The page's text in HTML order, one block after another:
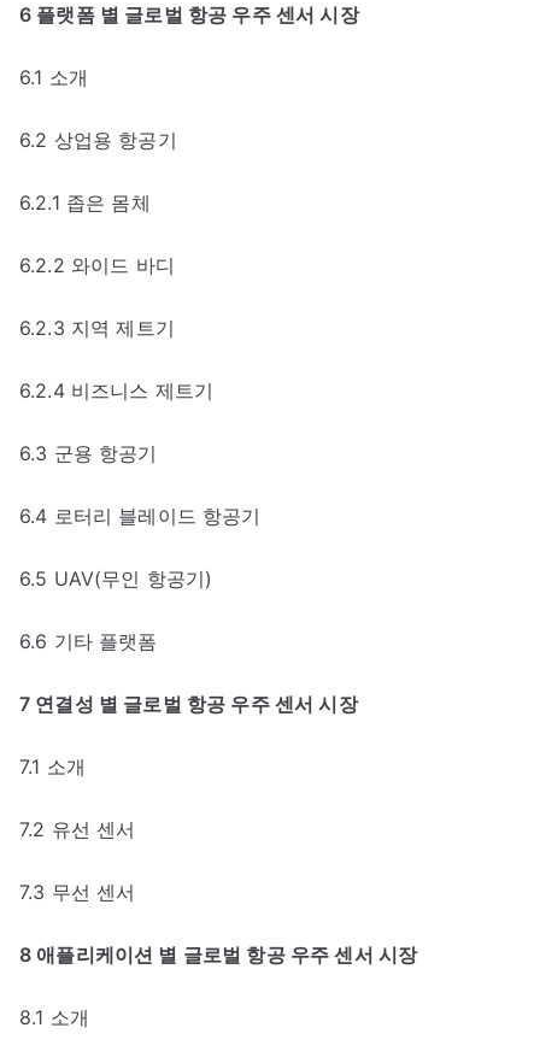
6 플랫폼 별 글로벌 항공 우주 센서 시장
6.1 소개
6.2 상업용 항공기
6.2.1 좁은 몸체
6.2.2 와이드 바디
6.2.3 지역 제트기
6.2.4 비즈니스 제트기
6.3 군용 항공기
6.4 로터리 블레이드 항공기
6.5 UAV(무인 항공기)
6.6 기타 플랫폼
7 연결성 별 글로벌 항공 우주 센서 시장
7.1 소개
7.2 유선 센서
7.3 무선 센서
8 애플리케이션 별 글로벌 항공 우주 센서 시장
8.1 소개